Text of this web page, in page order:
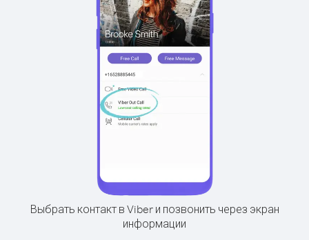
Выбрать контакт в Viber и позвонить через экран
информации